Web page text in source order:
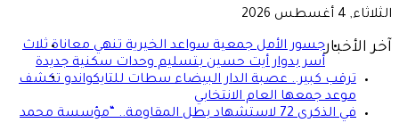
الثلاثاء, 4 أغسطس 2026
آخر الأخبار​جسور الأمل جمعية سواعد الخيرية تنهي معاناة ثلاث
أسر بدوار أيت حسين بتسليم وحدات سكنية جديدة
ترقب كبير.. عصبة الدار البيضاء سطات للتايكواندو تكشف
موعد جمعها العام الانتخابي
في الذكرى 72 لاستشهاد بطل المقاومة.. “مؤسسة محمد
القائمة
بحث